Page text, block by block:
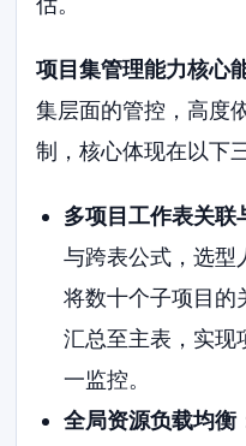
项目集管理能力核心
集层面的管控，高度
制，核心体现在以下
多项目工作表关联
与跨表公式，选型
将数十个子项目的
汇总至主表，实现
一监控。
全局资源负载均衡